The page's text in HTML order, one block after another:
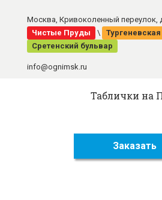
Москва, Кривоколенный переулок,
Чистые Пруды
\ Тургеневская
Сретенский бульвар
info@ognimsk.ru
Таблички на
Заказать